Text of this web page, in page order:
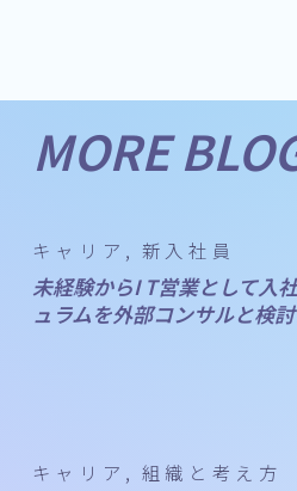
MORE
キャリア 新入社員
未経験からI T営業として入
ュラムを外部コンサルと検
キャリア 組織と考え方